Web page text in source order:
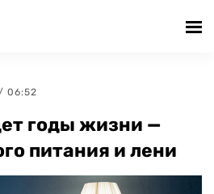
/ 06:52
годы жизни —
питания и лени